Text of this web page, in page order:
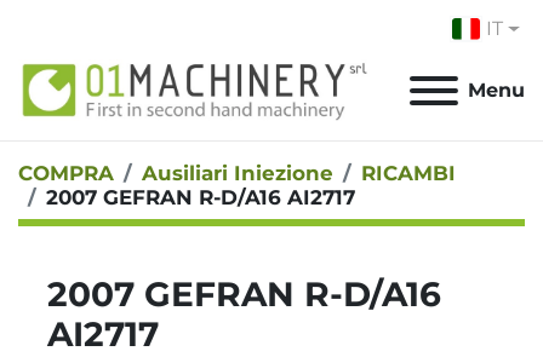
IT
Menu
COMPRA Ausiliari Iniezione
RICAMBI
2007 GEFRAN R-D/A16 AI2717
2007 GEFRAN R-D/A16
AI2717